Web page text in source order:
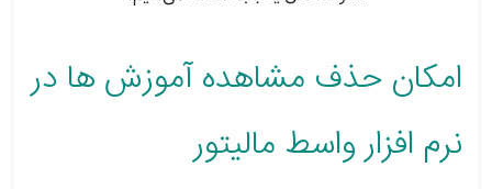
امکان حذف مشاهده آموزش ها در
نرم افزار واسط مالیتور